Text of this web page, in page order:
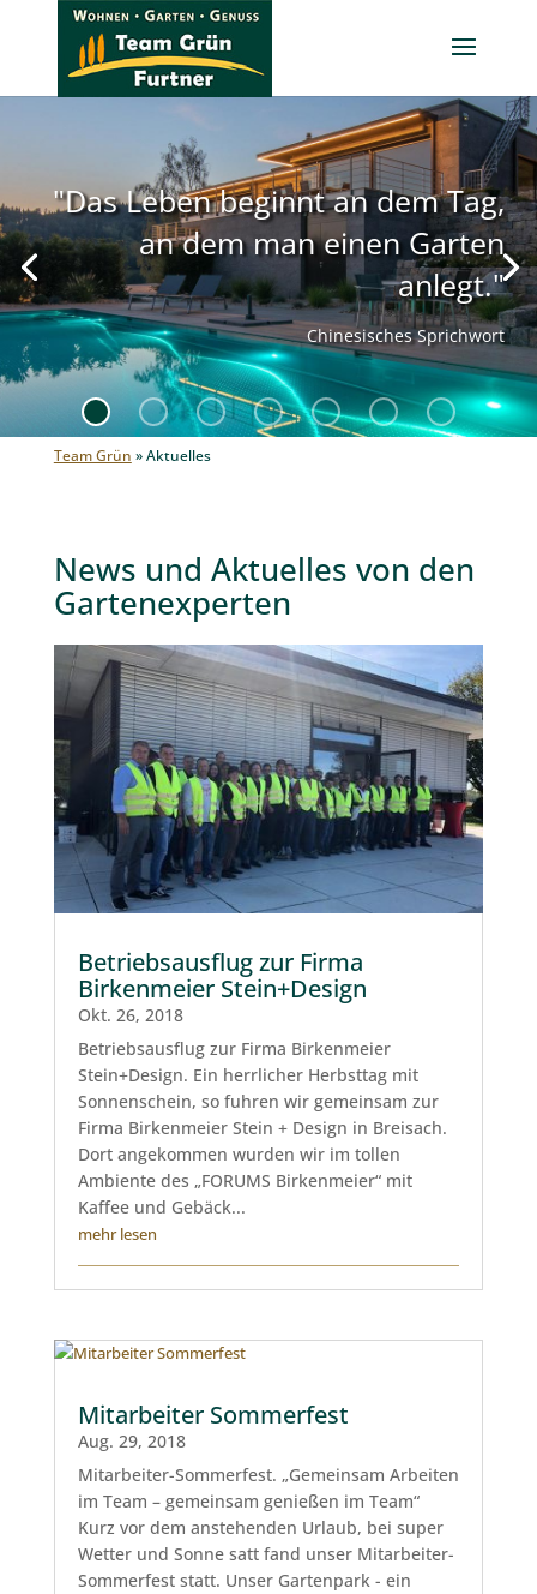
"Das Leben beginnt an dem Tag,
an dem man einen Garten
anlegt."
Chinesisches Sprichwort
Team Grün »Aktuelles
News und Aktuelles von den
Gartenexperten
Betriebsausflug zur Firma
Birkenmeier Stein+Design
Okt. 26, 2018
Betriebsausflug zur Firma Birkenmeier
Stein+Design. Ein herrlicher Herbsttag mit
Sonnenschein, so fuhren wir gemeinsam zur
Firma Birkenmeier Stein + Design in Breisach.
Dort angekommen wurden wir im tollen
Ambiente des „FORUMS Birkenmeier“ mit
Kaffee und Gebäck...
mehr lesen
Mitarbeiter Sommerfest
Aug. 29, 2018
Mitarbeiter-Sommerfest. „Gemeinsam Arbeiten
im Team – gemeinsam genießen im Team“
Kurz vor dem anstehenden Urlaub, bei super
Wetter und Sonne satt fand unser Mitarbeiter-
Sommerfest statt. Unser Gartenpark - ein